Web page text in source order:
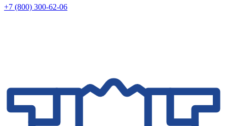
+7 (800) 300-62-06